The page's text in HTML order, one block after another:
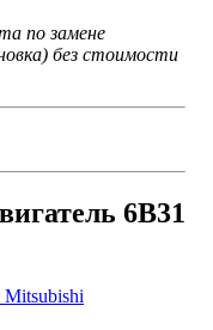
по замене
без стоимости
6B31